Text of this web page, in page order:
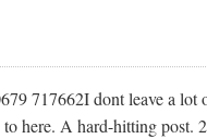
717662I dont leave a lot
to here. A hard-hitting post.